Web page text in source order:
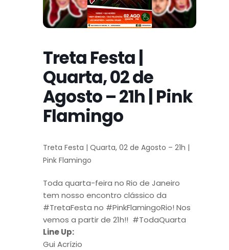
Treta Festa |
Quarta, 02 de
Agosto – 21h | Pink
Flamingo
Treta Festa | Quarta, 02 de Agosto – 21h |
Pink Flamingo
Toda quarta-feira no Rio de Janeiro
tem nosso encontro clássico da
#TretaFesta no #PinkFlamingoRio! Nos
vemos a partir de 21h!! #TodaQuarta
Line Up:
Gui Acrízio